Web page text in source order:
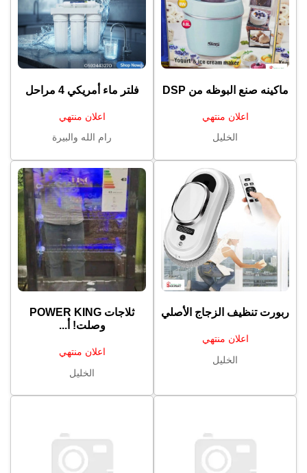
ماكينه صنع البوظه من ⁦⁦DSP⁩⁩
اعلان منتهي
الخليل
فلتر ماء أمريكي ⁦⁦4⁩⁩ مراحل
اعلان منتهي
رام الله والبيرة
ربورت تنظيف الزجاج الأصلي
اعلان منتهي
الخليل
وصلت! أ...
اعلان منتهي
الخليل